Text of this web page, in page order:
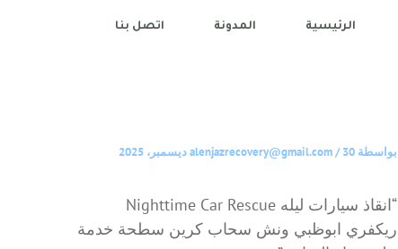
الرئيسية المدونة اتصل بنا
بواسطة alenjazrecovery@gmail.com/30 ديسمبر، 2025
“انقاذ سيارات ليله Nighttime Car Rescue
ريكفري ابوظبي ونش سحاب كرين سطحة خدمة